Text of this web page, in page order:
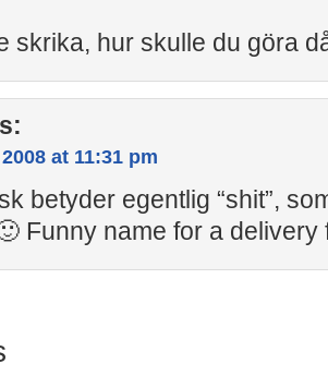
skrika, hur skulle du göra
at 11:31 pm
betyder egentlig “shit”,
Funny name for a delivery